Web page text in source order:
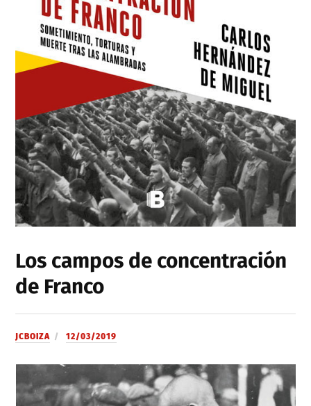
Los campos de concentración
de Franco
JCBOIZA 12/03/2019